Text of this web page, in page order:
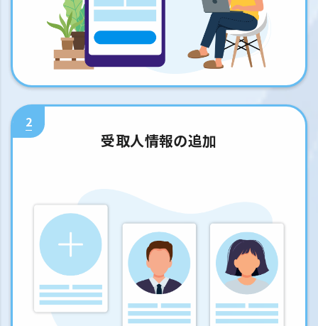
2
受取人情報の追加